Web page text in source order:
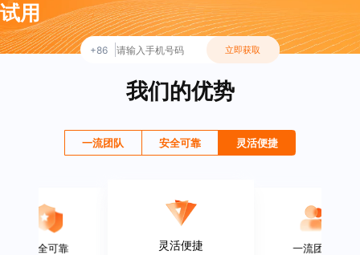
试用
+86 立即获取
我们的优势
一流团队 安全可靠 灵活便捷
安全可靠 灵活便捷 一流团队